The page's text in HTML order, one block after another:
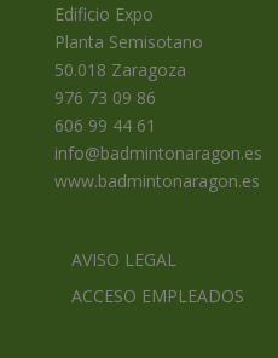
Edificio Expo
Planta Semisotano
50.018 Zaragoza
976 73 09 86
606 99 44 61
info@badmintonaragon.es
www.badmintonaragon.es
AVISO LEGAL
ACCESO EMPLEADOS